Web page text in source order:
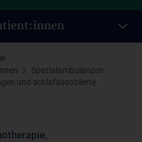
Spezialambulanzen
und schlafassoziierte